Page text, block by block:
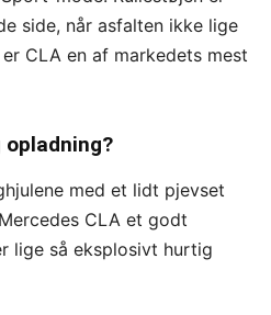
side, når asfalten ikke lige
CLA en af markedets mest
opladning?
med et lidt pjevset
CLA et godt
lige så eksplosivt hurtig